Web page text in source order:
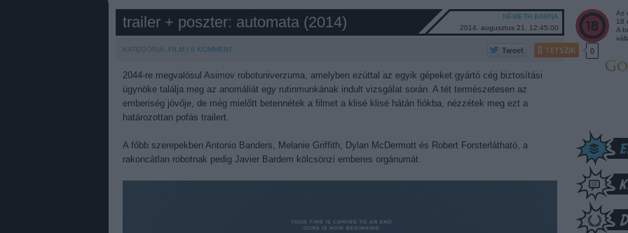
trailer + poszter: automata (2014)
NÉMETH BARNA
2014. augusztus 21. 12:45:00
KATEGÓRIA: FILM 8 KOMMENT TETSZIK 0
2044-re megvalósul Asimov robotuniverzuma, amelyben ezúttal az egyik gépeket gyártó cég biztosítási
ügynöke találja meg az anomáliát egy rutinmunkának indult vizsgálat során. A tét természetesen az
emberiség jövője, de még mielőtt betennétek a filmet a klisé klisé hátán fiókba, nézzétek meg ezt a
határozottan pofás trailert.
A főbb szerepekben Antonio Banders, Melanie Griffith, Dylan McDermott és Robert Forsterlátható, a
rakoncátlan robotnak pedig Javier Bardem kölcsönzi emberes orgánumát.
Az
18
A